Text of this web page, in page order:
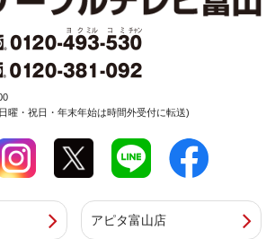
曜・祝日・年末年始は時間外受付に転送)
アピタ富山店